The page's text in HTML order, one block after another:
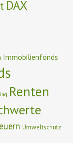
DAX
Immobilienfonds
Renten
Umweltschutz